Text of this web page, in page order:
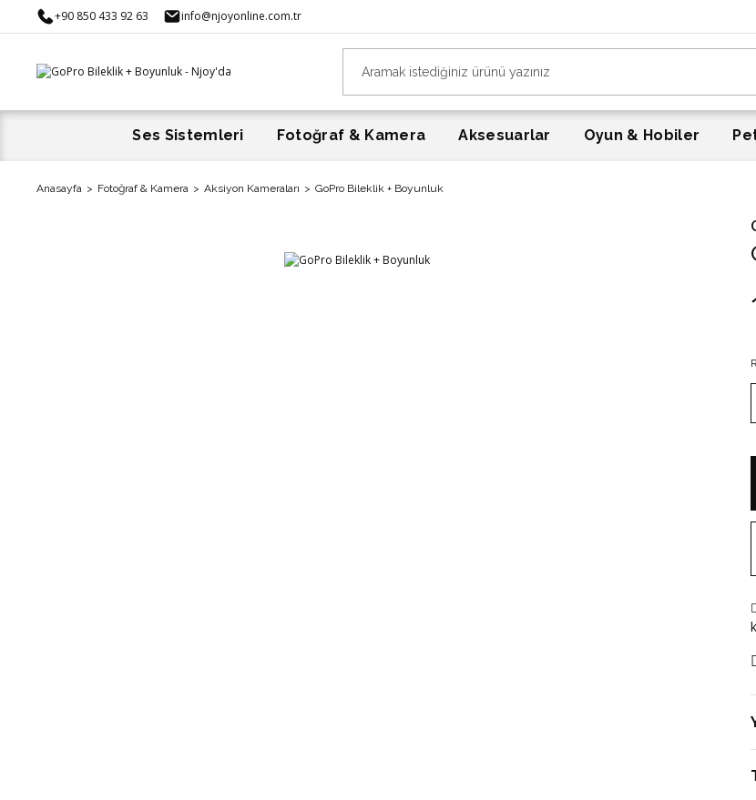
+90 850 433 92 63 info@njoyonline.com.tr
Ses Sistemleri Fotoğraf & Kamera Aksesuarlar Oyun & Hobiler
Anasayfa Fotoğraf & Kamera Aksiyon Kameraları GoPro Bileklik + Boyunluk